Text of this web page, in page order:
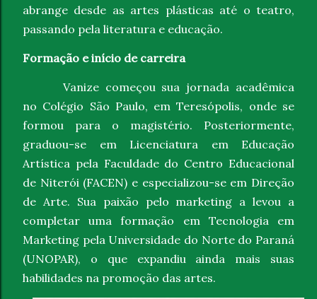
abrange desde as artes plásticas até o teatro,
passando pela literatura e educação.
Formação e início de carreira
Vanize começou sua jornada acadêmica
no Colégio São Paulo, em Teresópolis, onde se
formou para o magistério. Posteriormente,
graduou-se em Licenciatura em Educação
Artística pela Faculdade do Centro Educacional
de Niterói (FACEN) e especializou-se em Direção
de Arte. Sua paixão pelo marketing a levou a
completar uma formação em Tecnologia em
Marketing pela Universidade do Norte do Paraná
(UNOPAR), o que expandiu ainda mais suas
habilidades na promoção das artes.